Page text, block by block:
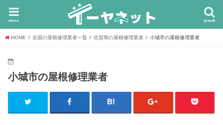
search
menu
HOME 全国の屋根修理業者一覧 佐賀県の屋根修理業者 小城市の屋根修理業者
小城市の屋根修理業者